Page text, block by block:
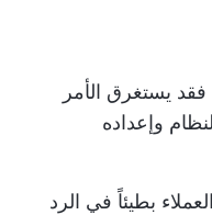
فقد يستغرق الأمر
وإعداده
بطيئاً في الرد